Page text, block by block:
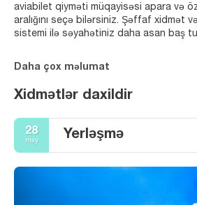
aviabilet qiyməti müqayisəsi apara və
aralığını seçə bilərsiniz. Şəffaf xidmət
sistemi ilə səyahətiniz daha asan baş
Daha çox məlumat
Xidmətlər daxildir
28
may Yerləşmə